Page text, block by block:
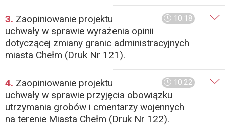
10:18
3. Zaopiniowanie projektu
uchwały w sprawie wyrażenia opinii
dotyczącej zmiany granic administracyjnych
miasta Chełm (Druk Nr 121).
10:22
4. Zaopiniowanie projektu
uchwały w sprawie przyjęcia obowiązku
utrzymania grobów i cmentarzy wojennych
na terenie Miasta Chełm (Druk Nr 122).